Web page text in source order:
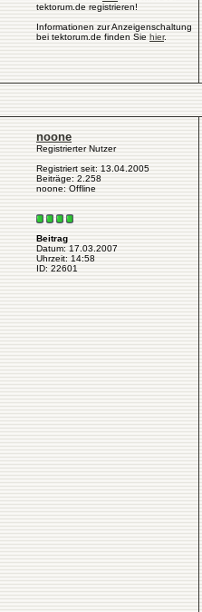
tektorum.de registrieren!
Informationen zur Anzeigenschaltung
bei tektorum.de finden Sie hier.
noone
Registrierter Nutzer
Registriert seit: 13.04.2005
Beiträge: 2.258
noone: Offline
Beitrag
Datum: 17.03.2007
Uhrzeit: 14:58
ID: 22601